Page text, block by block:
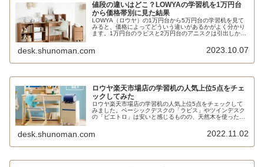
値段の違いはどこ？LOWYAの学習机を1万円台
から価格帯別に見た結果
LOWYA（ロウヤ）の1万円台から5万円台の学習机を見て
みると、価格によってどういう違いがあるかがよく分かり
ます。1万円台のラピスと2万円台のアニスクは引出しから
desk.shunoman.com 2023.10.07
ロウヤ楽天市場店の学習机の人気上位5点をチェ
ックしてみた
ロウヤ楽天市場店の学習机の人気上位5点をチェックして
みました。ベーシックデスクの「ラピス」やツインデスク
の「ピエトロ」は安いと感じるものの、天然木を使った
desk.shunoman.com 2022.11.02